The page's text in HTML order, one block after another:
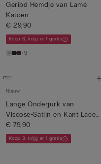
Geribd Hemdje van Lamè
Katoen
€ 29,90
Koop 3, krijg er 1 gratis
+9
Nieuw
Lange Onderjurk van
Viscose-Satijn en Kant Lace
Pe...
€ 79,90
Koop 3, krijg er 1 gratis